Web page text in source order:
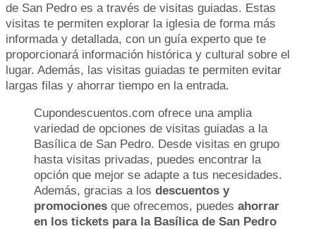
de San Pedro es a través de visitas guiadas. Estas
visitas te permiten explorar la iglesia de forma más
informada y detallada, con un guía experto que te
proporcionará información histórica y cultural sobre el
lugar. Además, las visitas guiadas te permiten evitar
largas filas y ahorrar tiempo en la entrada.
Cupondescuentos.com ofrece una amplia
variedad de opciones de visitas guiadas a la
Basílica de San Pedro. Desde visitas en grupo
hasta visitas privadas, puedes encontrar la
opción que mejor se adapte a tus necesidades.
Además, gracias a los descuentos y
promociones que ofrecemos, puedes ahorrar
en los tickets para la Basílica de San Pedro